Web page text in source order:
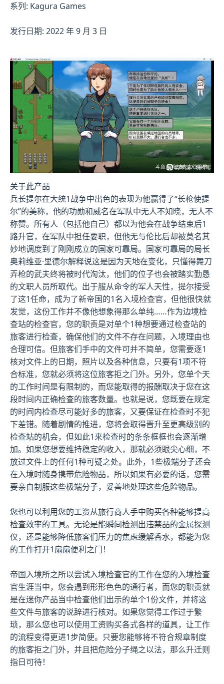
系列: Kagura Games
发行日期: 2022 年 9 月 3 日
关于此产品
兵长提尔在大统1战争中出色的表现为他赢得了“长枪使提
尔”的美称，他的功勋和威名在军队中无人不知晓，无人不
称赞。所有人（包括他自己）都以为他会在战争结束后1
路升官，在军队中担任要职，但他无与伦比后却被莫名其
妙地调度到了刚刚成立的国家可靠局。国家可靠局的局长
奥莉维亚·里德尔解释说这是因为天地在变化，只懂得舞刀
弄枪的武夫终将被时代淘汰，他们的位子也会被踏实勤恳
的文职人员所取代。出于服从命令的军人天性，提尔接受
了这1任命，成为了新帝国的1名入境检查官，但他很快就
发觉，这份工作并不像他想象得那么单纯……作为边境检
查站的检查官，您的职责是对单个1种想要通过检查站的
旅客进行检查，确保他们的文件不存在问题，入境理由也
合理可信。但旅客们手中的文件可并不简单，您需要逐1
核对文件上的日期，照片以及各种信息，只要有1项不符
合标准，您就必须将这位旅客拒之门外。另外，您单个天
的工作时间是有限制的，而您能取得的报酬取决于您在这
段时间内正确检查的旅客数量。也就是说，您既要在规定
的时间内检查尽可能好多的旅客，又要保证在检查时不犯
下差错。随着剧情的推进，您将会取得晋升至更高级别的
检查站的机会，但如此1来检查时的条条框框也会逐渐增
加。如果您想要维持稳定的收入，那就必须眼尖心细，不
放过文件上的任何1种可疑之处。此外，1些极端分子还会
在入境时随身携带危险物品，所以如果有必要的话，您需
要亲自制服这些极端分子，妥善地处理这些危险物品。
您也可以利用您的工资从旅行商人手中购买各种能够提高
检查效率的工具。无论是能瞬间检测出违禁品的金属探测
仪，还是能够降低旅客们压力的焦虑缓解香水，都能为您
的工作打开1扇扇便利之门！
帝国入境所之所以尝试入境检查官的工作在您的入境检查
官生涯当中，您会遇到形形色色的通行者，而您的职责就
是在迷你产品当中检查他们出示的单个1份文件，并将这
些文件与旅客的说辞进行核对。如果您觉得工作过于繁
琐，那么您也可以使用工资购买各式各样的道具，让工作
的流程变得更进1步简便。只要您能够将不符合规章制度
的旅客拒之门外，并且把危险分子绳之以法，那么升迁则
指日可待！